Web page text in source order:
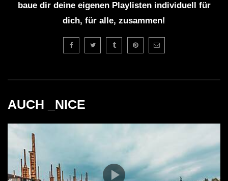
baue dir deine eigenen Playlisten individuell für
dich, für alle, zusammen!
AUCH _NICE